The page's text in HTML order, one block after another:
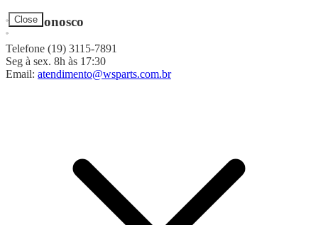
Close
Fale Conosco
Telefone (19) 3115-7891
Seg à sex. 8h às 17:30
Email: atendimento@wsparts.com.br